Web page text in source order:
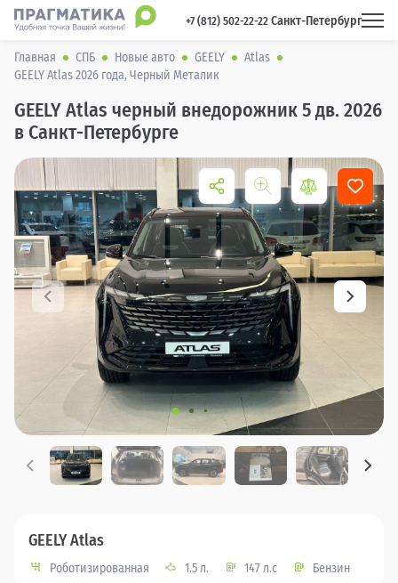
+7 (812) 502-22-22 Санкт-Петербург
Главная СПБ Новые авто GEELY
Atlas
GEELY Atlas 2026 года, Черный Металик
GEELY Atlas черный внедорожник 5 дв. 2026
в Санкт-Петербурге
GEELY Atlas
Роботизированная 1.5 л. 147 л.с Бензин